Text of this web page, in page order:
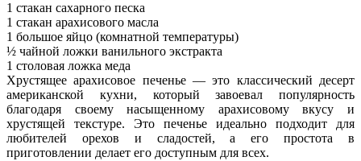
1 стакан сахарного песка
1 стакан арахисового масла
1 большое яйцо (комнатной температуры)
½ чайной ложки ванильного экстракта
1 столовая ложка меда
Хрустящее арахисовое печенье — это классический десерт
американской кухни, который завоевал популярность
благодаря своему насыщенному арахисовому вкусу и
хрустящей текстуре. Это печенье идеально подходит для
любителей орехов и сладостей, а его простота в
приготовлении делает его доступным для всех.